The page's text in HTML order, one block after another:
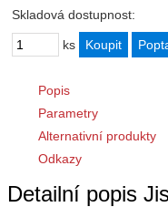
Skladová dostupnost:
ks
Popis
Parametry
Alternativní produkty
Odkazy
Detailní popis